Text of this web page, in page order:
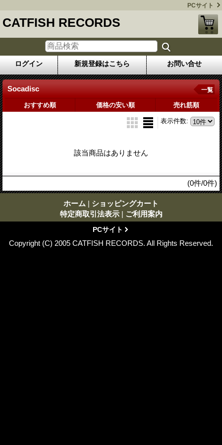
PCサイト
CATFISH RECORDS
ログイン 新規登録はこちら お問い合せ
Socadisc 一覧
おすすめ順 価格の安い順 売れ筋順
表示件数:
該当商品はありません
(0件/0件)
ホーム | ショッピングカート
特定商取引法表示 | ご利用案内
PCサイト
Copyright (C) 2005 CATFISH RECORDS. All Rights Reserved.